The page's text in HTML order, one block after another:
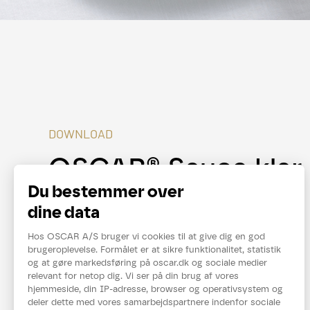
DOWNLOAD
OSCAR® Sauce
brug
Se mere